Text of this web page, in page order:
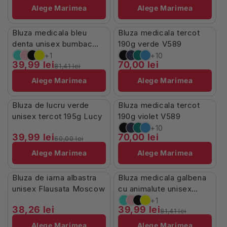
Alege Marimea Alege Marimea
-51%
Bluza medicala bleu
denta unisex bumbac
115g Paris+1
39,99 lei81,41 lei
Alege Marimea
Bluza medicala tercot
190g verde V589
+10
70,00 lei
Alege Marimea
-33%
Bluza de lucru verde
unisex tercot 195g Lucy
39,99 lei60,00 lei
Alege Marimea
Bluza medicala tercot
190g violet V589
+10
70,00 lei
Alege Marimea
Bluza de iarna albastra
unisex Flausata Moscow
38,26 lei
-51%
Bluza medicala galbena
cu animalute unisex
bumbac 115g Paris
+1
39,99 lei81,41 lei